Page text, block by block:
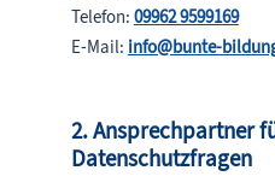
Telefon: 09962 9599169
E-Mail: info@bunte-
2. Ansprechpartner
Datenschutzfragen